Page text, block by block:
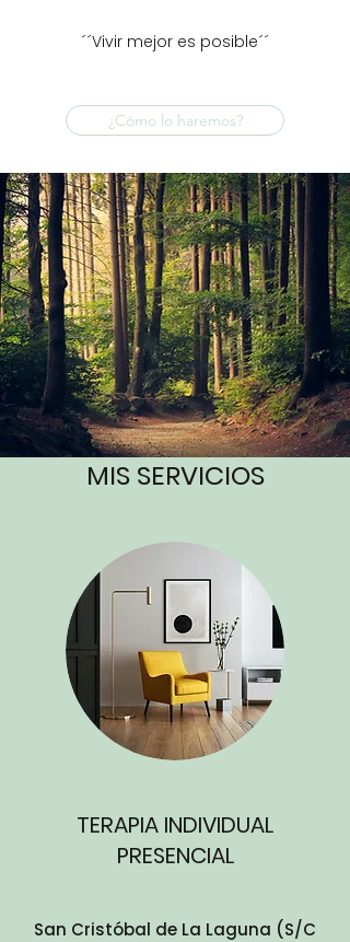
´´Vivir mejor es posible´´
¿Cómo lo haremos?
MIS SERVICIOS
TERAPIA INDIVIDUAL
PRESENCIAL
San Cristóbal de La Laguna (S/C